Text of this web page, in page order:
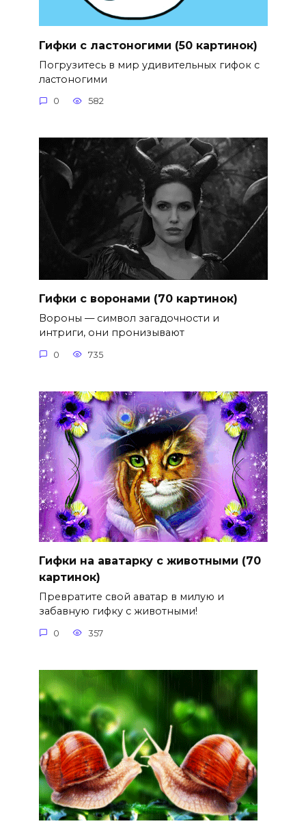
Гифки с ластоногими (50 картинок)
Погрузитесь в мир удивительных гифок с
ластоногими
0 582
Гифки с воронами (70 картинок)
Вороны — символ загадочности и
интриги, они пронизывают
0 735
Гифки на аватарку с животными (70
картинок)
Превратите свой аватар в милую и
забавную гифку с животными!
0 357